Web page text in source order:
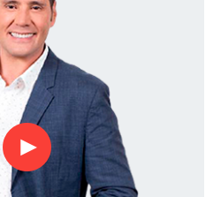
Reproducir